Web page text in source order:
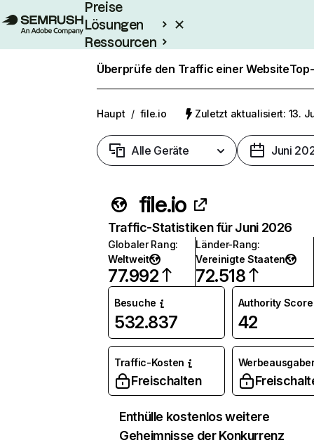
Preise
Lösungen
Ressourcen
Enterprise
Überprüfe den Traffic einer Website
Haupt / file.io Zuletzt aktualisiert: 13.
Alle Geräte Juni
file.io
Traffic-Statistiken für Juni 2026
Globaler Rang:
Weltweit
77.992
Länder-Rang:
Vereinigte Staaten
72.518
Besuche
532.837
Authority Score
42
Traffic-Kosten
Freischalten
Enthülle kostenlos weitere
Geheimnisse der Konkurrenz